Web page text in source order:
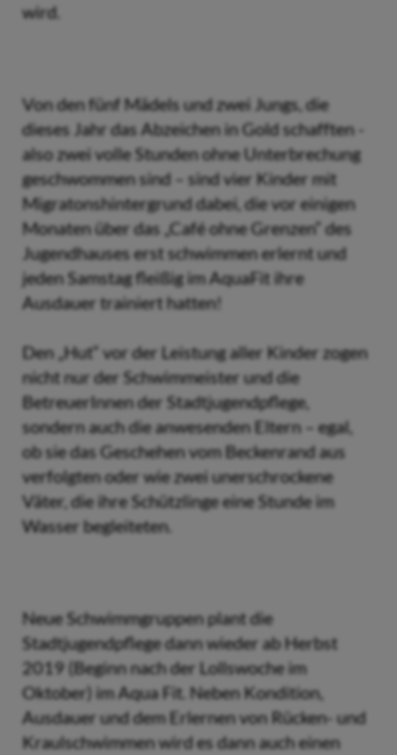
wird.
Von den fünf Mädels und zwei Jungs, die
dieses Jahr das Abzeichen in Gold schafften -
also zwei volle Stunden ohne Unterbrechung
geschwommen sind – sind vier Kinder mit
Migratonshintergrund dabei, die vor einigen
Monaten über das „Café ohne Grenzen“ des
Jugendhauses erst schwimmen erlernt und
jeden Samstag fleißig im AquaFit ihre
Ausdauer trainiert hatten!
Den „Hut“ vor der Leistung aller Kinder zogen
nicht nur der Schwimmeister und die
BetreuerInnen der Stadtjugendpflege,
sondern auch die anwesenden Eltern – egal,
ob sie das Geschehen vom Beckenrand aus
verfolgten oder wie zwei unerschrockene
Väter, die ihre Schützlinge eine Stunde im
Wasser begleiteten.
Neue Schwimmgruppen plant die
Stadtjugendpflege dann wieder ab Herbst
2019 (Beginn nach der Lollswoche im
Oktober) im Aqua Fit. Neben Kondition,
Ausdauer und dem Erlernen von Rücken- und
Kraulschwimmen wird es dann auch einen